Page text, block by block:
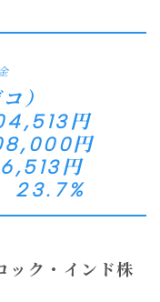
）
円
円
円
ック・インド株